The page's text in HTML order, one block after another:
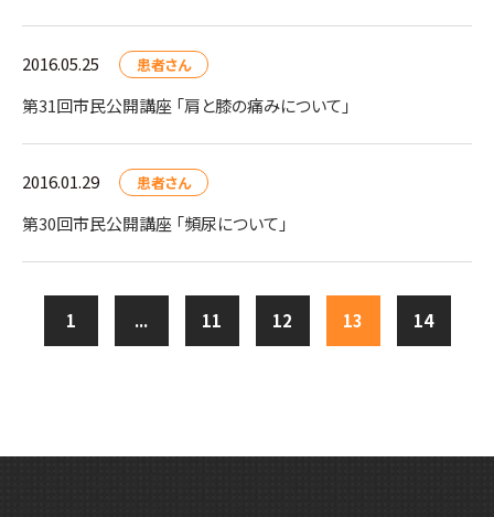
2016.05.25 患者さん
第31回市民公開講座 「肩と膝の痛みについて」
2016.01.29 患者さん
第30回市民公開講座 「頻尿について」
1 ... 11 12 13 14